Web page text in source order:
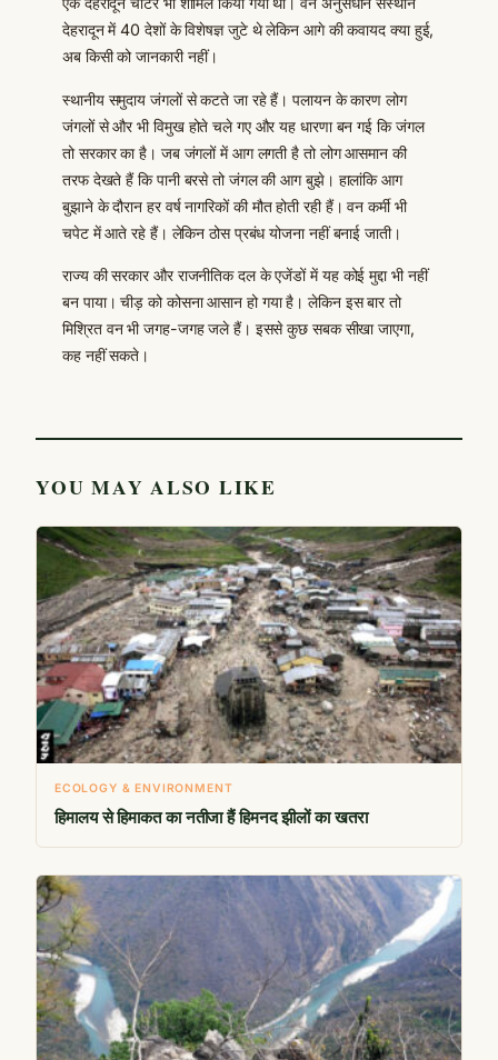
देहरादून में 40 देशों के विशेषज्ञ जुटे थे लेकिन आगे की कवायद क्या हुई,
अब किसी को जानकारी नहीं।
स्थानीय समुदाय जंगलों से कटते जा रहे हैं। पलायन के कारण लोग
जंगलों से और भी विमुख होते चले गए और यह धारणा बन गई कि जंगल
तो सरकार का है। जब जंगलों में आग लगती है तो लोग आसमान की
तरफ देखते हैं कि पानी बरसे तो जंगल की आग बुझे। हालांकि आग
बुझाने के दौरान हर वर्ष नागरिकों की मौत होती रही हैं। वन कर्मी भी
चपेट में आते रहे हैं। लेकिन ठोस प्रबंध योजना नहीं बनाई जाती।
राज्य की सरकार और राजनीतिक दल के एजेंडों में यह कोई मुद्दा भी नहीं
बन पाया। चीड़ को कोसना आसान हो गया है। लेकिन इस बार तो
मिश्रित वन भी जगह-जगह जले हैं। इससे कुछ सबक सीखा जाएगा,
कह नहीं सकते।
YOU MAY ALSO LIKE
ECOLOGY & ENVIRONMENT
हिमालय से हिमाकत का नतीजा हैं हिमनद झीलों का खतरा